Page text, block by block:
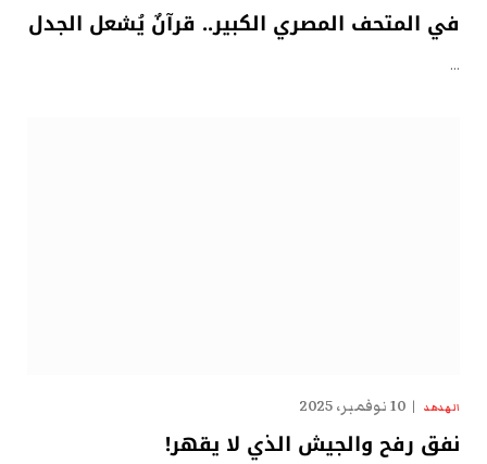
في المتحف المصري الكبير.. قرآنٌ يُشعل الجدل
…
الهدهد 10 نوفمبر، 2025
نفق رفح والجيش الذي لا يقهر!